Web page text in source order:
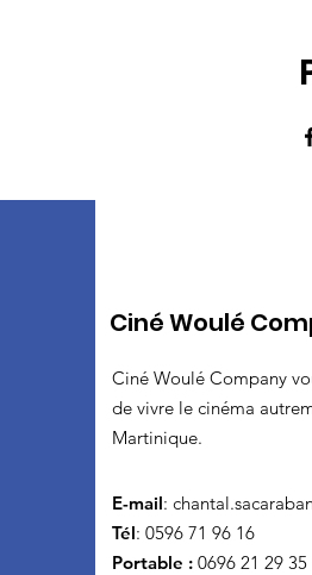
Ciné Woulé
Ciné Woulé Company
de vivre le cinéma
Martinique.
E-mail:
Tél: 0596 71 96 16
Portable : 0696 21 29 35